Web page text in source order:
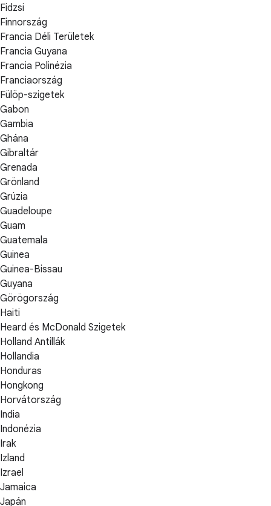
Fidzsi
Finnország
Francia Déli Területek
Francia Guyana
Francia Polinézia
Franciaország
Fülöp-szigetek
Gabon
Gambia
Ghána
Gibraltár
Grenada
Grönland
Grúzia
Guadeloupe
Guam
Guatemala
Guinea
Guinea-Bissau
Guyana
Görögország
Haiti
Heard és McDonald Szigetek
Holland Antillák
Hollandia
Honduras
Hongkong
Horvátország
India
Indonézia
Irak
Izland
Izrael
Jamaica
Japán